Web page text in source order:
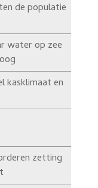
de populatie
water op zee
kasklimaat en
zetting